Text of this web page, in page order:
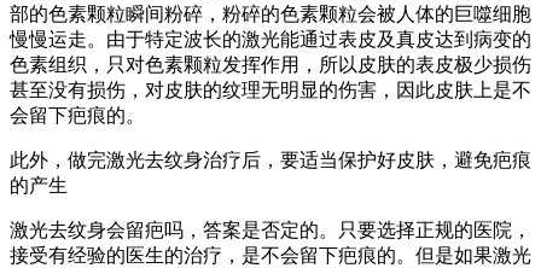
部的色素颗粒瞬间粉碎，粉碎的色素颗粒会被人体的巨噬细胞
慢慢运走。由于特定波长的激光能通过表皮及真皮达到病变的
色素组织，只对色素颗粒发挥作用，所以皮肤的表皮极少损伤
甚至没有损伤，对皮肤的纹理无明显的伤害，因此皮肤上是不
会留下疤痕的。
此外，做完激光去纹身治疗后，要适当保护好皮肤，避免疤痕
的产生
激光去纹身会留疤吗，答案是否定的。只要选择正规的医院，
接受有经验的医生的治疗，是不会留下疤痕的。但是如果激光